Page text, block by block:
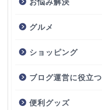
お悩み解決
グルメ
ショッピング
ブログ運営に役立つ
便利グッズ